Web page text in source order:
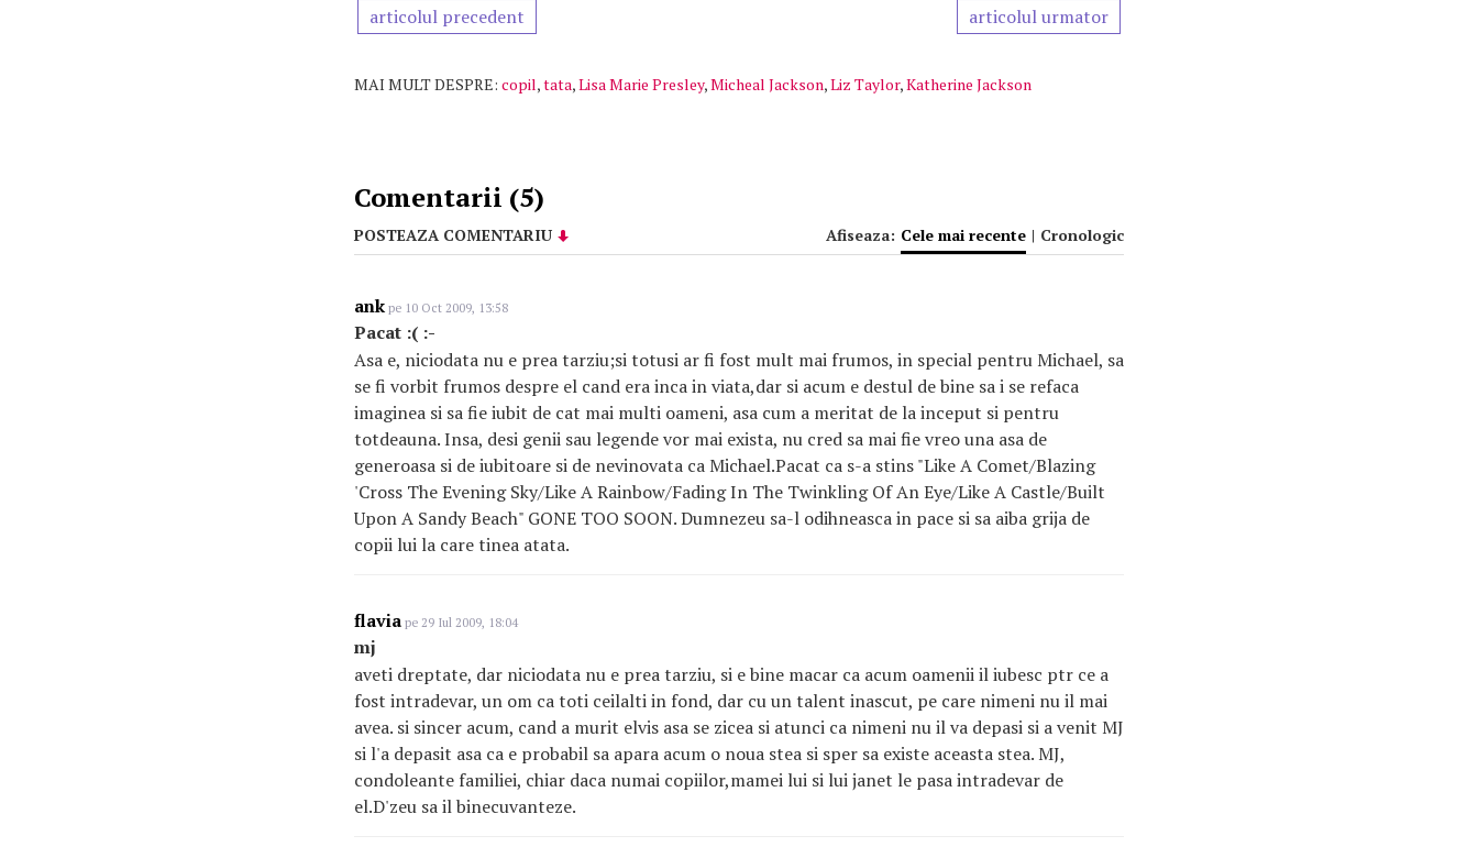
articolul precedent articolul urmator
MAI MULT DESPRE: copil,tata,Lisa Marie Presley,Micheal Jackson,Liz Taylor,Katherine Jackson
Comentarii (5)
POSTEAZA COMENTARIU Afiseaza: Cele mai recente | Cronologic
ank pe 10 Oct 2009, 13:58
Pacat :( :-
Asa e, niciodata nu e prea tarziu;si totusi ar fi fost mult mai frumos, in special pentru Michael, sa
se fi vorbit frumos despre el cand era inca in viata,dar si acum e destul de bine sa i se refaca
imaginea si sa fie iubit de cat mai multi oameni, asa cum a meritat de la inceput si pentru
totdeauna. Insa, desi genii sau legende vor mai exista, nu cred sa mai fie vreo una asa de
generoasa si de iubitoare si de nevinovata ca Michael.Pacat ca s-a stins "Like A Comet/Blazing
'Cross The Evening Sky/Like A Rainbow/Fading In The Twinkling Of An Eye/Like A Castle/Built
Upon A Sandy Beach" GONE TOO SOON. Dumnezeu sa-l odihneasca in pace si sa aiba grija de
copii lui la care tinea atata.
flavia pe 29 Iul 2009, 18:04
mj
aveti dreptate, dar niciodata nu e prea tarziu, si e bine macar ca acum oamenii il iubesc ptr ce a
fost intradevar, un om ca toti ceilalti in fond, dar cu un talent inascut, pe care nimeni nu il mai
avea. si sincer acum, cand a murit elvis asa se zicea si atunci ca nimeni nu il va depasi si a venit MJ
si l'a depasit asa ca e probabil sa apara acum o noua stea si sper sa existe aceasta stea. MJ,
condoleante familiei, chiar daca numai copiilor,mamei lui si lui janet le pasa intradevar de
el.D'zeu sa il binecuvanteze.